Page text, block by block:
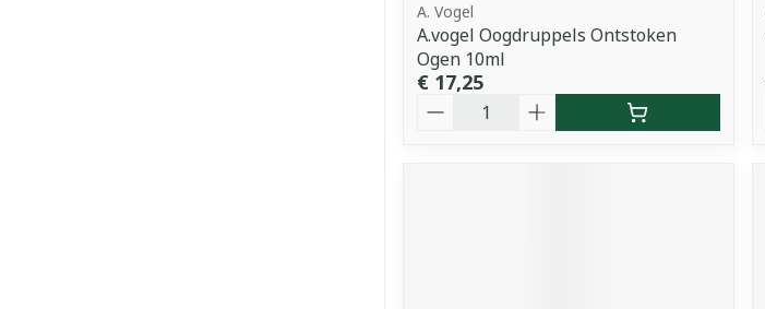
A. Vogel
A.vogel Oogdruppels Ontstoken
Ogen 10ml
€ 17,25